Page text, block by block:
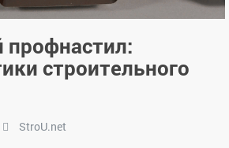
строительного
StroU.net